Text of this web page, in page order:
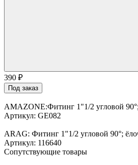
390 ₽
Под заказ
AMAZONE:Фитинг 1"1/2 угловой
Артикул: GE082
ARAG: Фитинг 1"1/2 угловой 90°;
Артикул: 116640
Сопутствующие товары